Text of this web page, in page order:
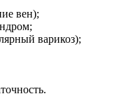
вен);
варикоз);